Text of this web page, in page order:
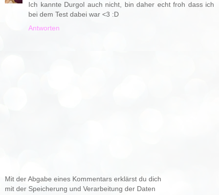
Ich kannte Durgol auch nicht, bin daher echt froh dass ich
bei dem Test dabei war <3 :D
Antworten
Mit der Abgabe eines Kommentars erklärst du dich
mit der Speicherung und Verarbeitung der Daten